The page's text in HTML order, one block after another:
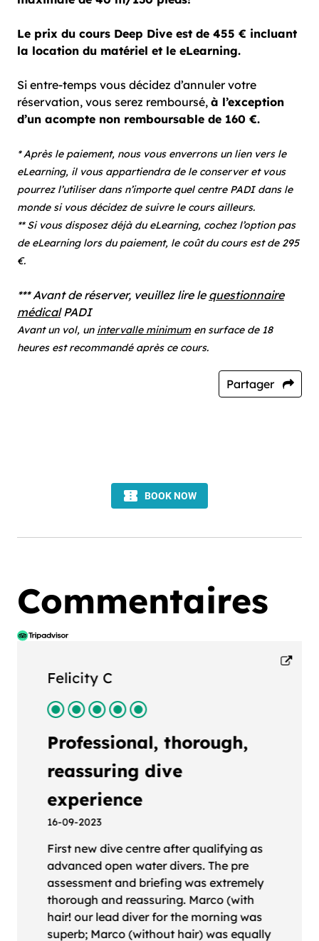
Le prix du cours Deep Dive est de 455 € incluant
la location du matériel et le eLearning.
Si entre-temps vous décidez d’annuler votre
réservation, vous serez remboursé, à l’exception
d’un acompte non remboursable de 160 €.
* Après le paiement, nous vous enverrons un lien vers le
eLearning, il vous appartiendra de le conserver et vous
pourrez l’utiliser dans n’importe quel centre PADI dans le
monde si vous décidez de suivre le cours ailleurs.
** Si vous disposez déjà du eLearning, cochez l’option pas
de eLearning lors du paiement, le coût du cours est de 295
€.
*** Avant de réserver, veuillez lire le questionnaire
médicalPADI
Avant un vol, un intervalle minimumen surface de 18
heures est recommandé après ce cours.
Partager
Commentaires
Felicity C
Professional, thorough,
reassuring dive
experience
16-09-2023
First new dive centre after qualifying as
advanced open water divers. The pre
assessment and briefing was extremely
thorough and reassuring. Marco (with
hair! our lead diver for the morning was
superb; Marco (without hair) was equally